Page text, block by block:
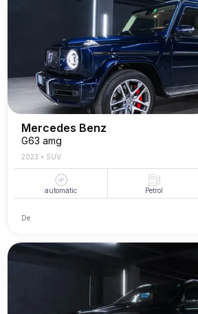
Mercedes Benz
G63 amg
2023 • SUV
automatic Petrol
De